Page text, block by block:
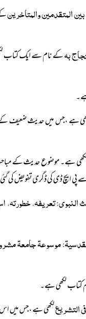
المتقدمین والمتاخرین
بہکے نام سے ایک کتاب
ہے ،جس میں حدیث ضعیف کے
لکھی ہے۔ موضوع حدیث کے
پی ایچ ڈی کی ڈگری تفویض کی
النبوی: تعریفہ،
موسوعۃ جامعۃ
کتاب لکھی ہے۔
التشریعلکھی ہے ،جس میں